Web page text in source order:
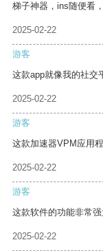
梯子神器，ins随便看
2025-02-22
游客
这款app就像我的社交
2025-02-22
游客
这款加速器VPM应用
2025-02-22
游客
这款软件的功能非常
2025-02-22